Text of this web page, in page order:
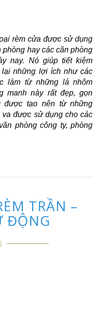
rèm cửa được sử dụng
hay các căn phòng
nay. Nó giúp tiết kiệm
lại những lợi ích như các
làm từ những lá nhôm
manh này rất đẹp, gọn
được tạo nên từ những
va được sử dụng cho các
phòng công ty, phòng
TRẦN –
ĐỘNG